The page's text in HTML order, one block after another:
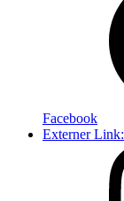
Facebook
Externer Link: